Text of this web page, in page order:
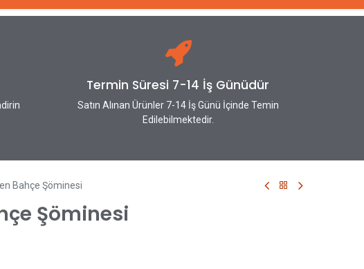
Termin Süresi 7-14 İş Günüdür
Satın Alınan Ürünler 7-14 İş Günü İçinde Temin
Edilebilmektedir.
Bahçe Şöminesi
Şöminesi